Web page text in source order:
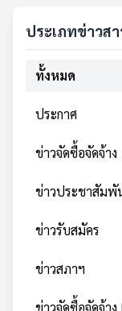
ประเภทข่าวสา
ทั้งหมด
ประกาศ
ข่าวจัดซื้อจัดจ้าง
ข่าวประชาสัมพั
ข่าวรับสมัคร
ข่าวสภาฯ
ข่าวจัดซื้อจัดจ้าง